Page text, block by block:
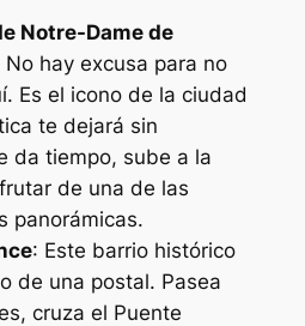
Notre-Dame de
No hay excusa para no
Es el icono de la ciudad
te dejará sin
da tiempo, sube a la
de una de las
panorámicas.
: Este barrio histórico
de una postal. Pasea
cruza el Puente